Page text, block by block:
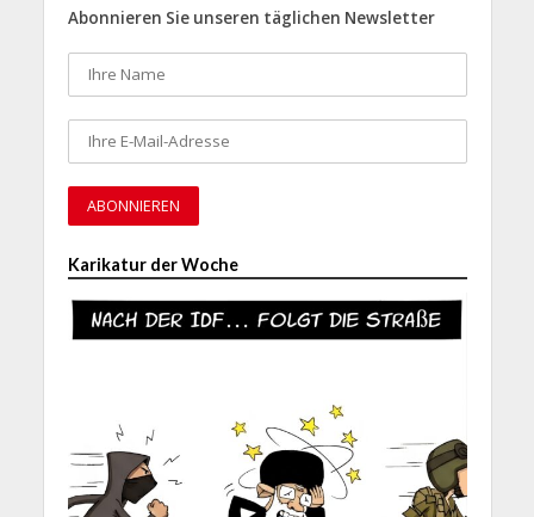
Abonnieren Sie unseren täglichen Newsletter
Karikatur der Woche